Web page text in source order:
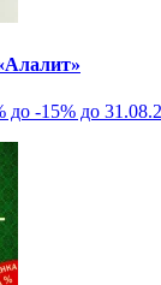
до -15% до